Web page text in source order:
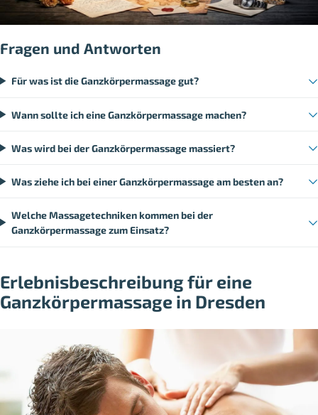
Fragen und Antworten
Für was ist die Ganzkörpermassage gut?
Wann sollte ich eine Ganzkörpermassage machen?
Was wird bei der Ganzkörpermassage massiert?
Was ziehe ich bei einer Ganzkörpermassage am besten an?
Welche Massagetechniken kommen bei der
Ganzkörpermassage zum Einsatz?
Erlebnisbeschreibung für eine
Ganzkörpermassage in Dresden